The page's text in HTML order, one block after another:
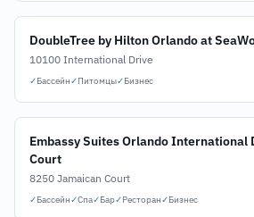
DoubleTree by Hilton Orlando at
10100 International Drive
✓Бассейн✓Питомцы✓Бизнес
Embassy Suites Orlando International
Court
8250 Jamaican Court
✓Бассейн✓Спа✓Бар✓Ресторан✓Бизнес